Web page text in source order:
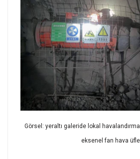
Görsel: yeraltı galeride lokal
eksenel fan hava